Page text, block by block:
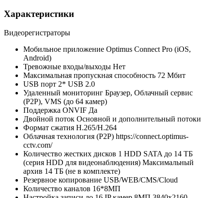
Характеристики
Видеорегистраторы
Мобильное приложение Optimus Connect Pro (iOS,
Android)
Тревожные входы/выходы Нет
Максимальная пропускная способность 72 Мбит
USB порт 2* USB 2.0
Удаленный мониторинг Браузер, Облачный сервис
(P2P), VMS (до 64 камер)
Поддержка ONVIF Да
Двойной поток Основной и дополнительный потоки
Формат сжатия H.265/H.264
Облачная технология (P2P) https://connect.optimus-
cctv.com/
Количество жестких дисков 1 HDD SATA до 14 ТБ
(серия HDD для видеонаблюдения) Максимальный
архив 14 ТБ (не в комплекте)
Резервное копирование USB/WEB/CMS/Cloud
Количество каналов 16*8МП